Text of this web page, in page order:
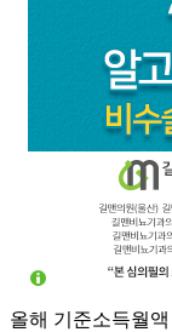
올해 기준소득월